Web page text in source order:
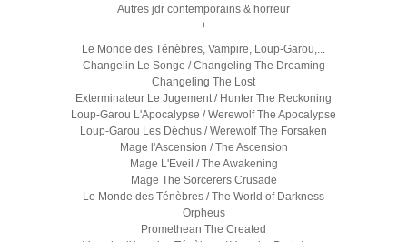
Autres jdr contemporains & horreur
+
Le Monde des Ténèbres, Vampire, Loup-Garou,...
Changelin Le Songe / Changeling The Dreaming
Changeling The Lost
Exterminateur Le Jugement / Hunter The Reckoning
Loup-Garou L'Apocalypse / Werewolf The Apocalypse
Loup-Garou Les Déchus / Werewolf The Forsaken
Mage l'Ascension / The Ascension
Mage L'Eveil / The Awakening
Mage The Sorcerers Crusade
Le Monde des Ténèbres / The World of Darkness
Orpheus
Promethean The Created